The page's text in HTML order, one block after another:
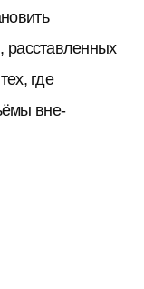
расставленных
где
вне-